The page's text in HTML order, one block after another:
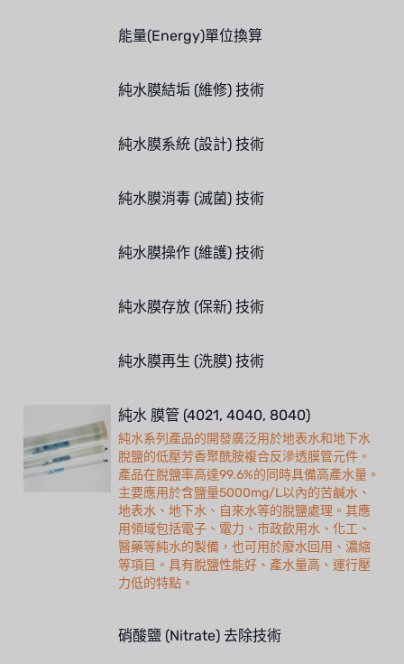
能量(Energy)單位換算
純水膜結垢 (維修) 技術
純水膜系統 (設計) 技術
純水膜消毒 (滅菌) 技術
純水膜操作 (維護) 技術
純水膜存放 (保新) 技術
純水膜再生 (洗膜) 技術
純水 膜管 (4021, 4040, 8040)
純水系列產品的開發廣泛用於地表水和地下水
脫鹽的低壓芳香聚酰胺複合反滲透膜管元件。
產品在脫鹽率高達99.6%的同時具備高產水量。
主要應用於含鹽量5000mg/L以內的苦鹹水、
地表水、地下水、自來水等的脫鹽處理。其應
用領域包括電子、電力、市政飲用水、化工、
醫藥等純水的製備，也可用於廢水回用、濃縮
等項目。具有脫鹽性能好、產水量高、運行壓
力低的特點。
硝酸鹽 (Nitrate) 去除技術